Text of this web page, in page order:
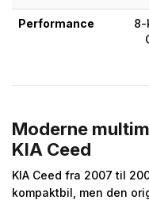
Performance
8-
Moderne
KIA Ceed
KIA Ceed fra 2007 til
kompaktbil, men den